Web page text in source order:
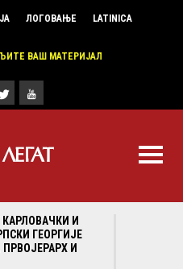
ЛОГОВАЊЕ LATINICA
ВАШ МАТЕРИЈАЛ
И
ГЕОРГИЈЕ
И